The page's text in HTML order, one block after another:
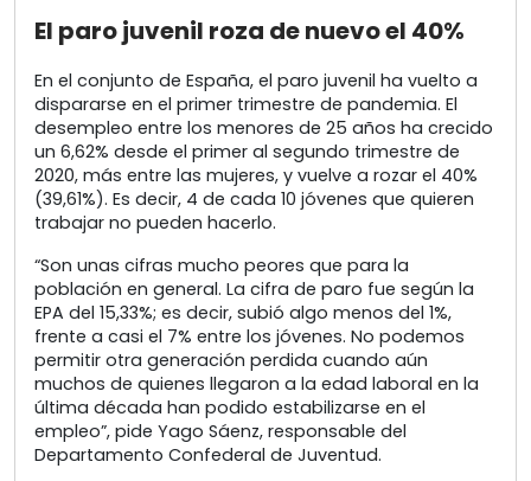
El paro juvenil roza de nuevo el 40%
En el conjunto de España, el paro juvenil ha vuelto a
dispararse en el primer trimestre de pandemia. El
desempleo entre los menores de 25 años ha crecido
un 6,62% desde el primer al segundo trimestre de
2020, más entre las mujeres, y vuelve a rozar el 40%
(39,61%). Es decir, 4 de cada 10 jóvenes que quieren
trabajar no pueden hacerlo.
“Son unas cifras mucho peores que para la
población en general. La cifra de paro fue según la
EPA del 15,33%; es decir, subió algo menos del 1%,
frente a casi el 7% entre los jóvenes. No podemos
permitir otra generación perdida cuando aún
muchos de quienes llegaron a la edad laboral en la
última década han podido estabilizarse en el
empleo”, pide Yago Sáenz, responsable del
Departamento Confederal de Juventud.